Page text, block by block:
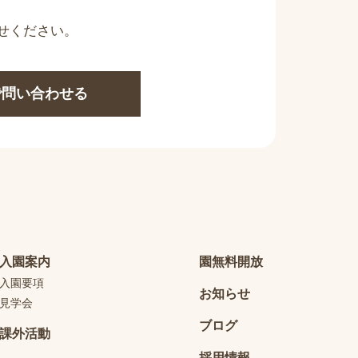
ください。
い合わせる
入園案内
入園要項
見学会
課外活動
園無料開放
お知らせ
ブログ